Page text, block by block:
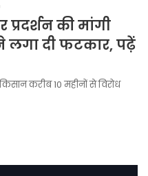
की मांगी
लगा दी फटकार, पढ़ें
करीब 10 महीनों से विरोध